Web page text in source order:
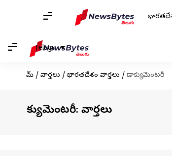
Telugu
హోమ్ / వార్తలు / భారతదేశం వార్తలు / డాక్యుమెంటరీ
డాక్యుమెంటరీ: వార్తలు